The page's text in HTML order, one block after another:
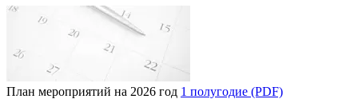
План мероприятий на 2026 год 1 полугодие (PDF)